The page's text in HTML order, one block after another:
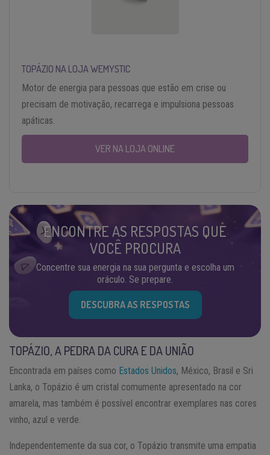
TOPÁZIO NA LOJA WEMYSTIC
Motor de energia para pessoas que estão em crise ou
precisam de motivação, recarrega e impulsiona pessoas
apáticas.
VER NA LOJA ONLINE
ENCONTRE AS RESPOSTAS QUE
VOCÊ PROCURA
Concentre sua energia na sua pergunta e escolha um
oráculo. Se prepare.
DESCUBRA AS RESPOSTAS
TOPÁZIO, A PEDRA DA CURA E DA UNIÃO
Encontrada em países como Estados Unidos, México, Brasil e Sri
Lanka, o Topázio é um cristal comumente apresentado na cor
amarela, mas também é possível encontrar exemplares nas cores
vinho, azul e verde.
Independentemente da sua cor, o Topázio transmite uma empatia